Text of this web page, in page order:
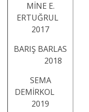
MİNE E.
ERTUĞRUL
2017
BARIŞ BARLAS
2018
SEMA
DEMİRKOL
2019